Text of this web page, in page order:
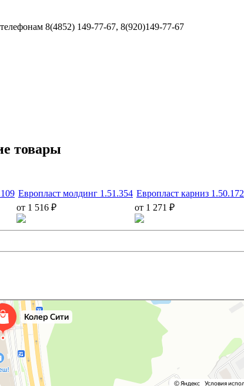
8(4852) 149-77-67, 8(920)149-77-67
товары
Европласт молдинг 1.51.354
от 1 516 ₽
Европласт карниз 1.50.172
от 1 271 ₽